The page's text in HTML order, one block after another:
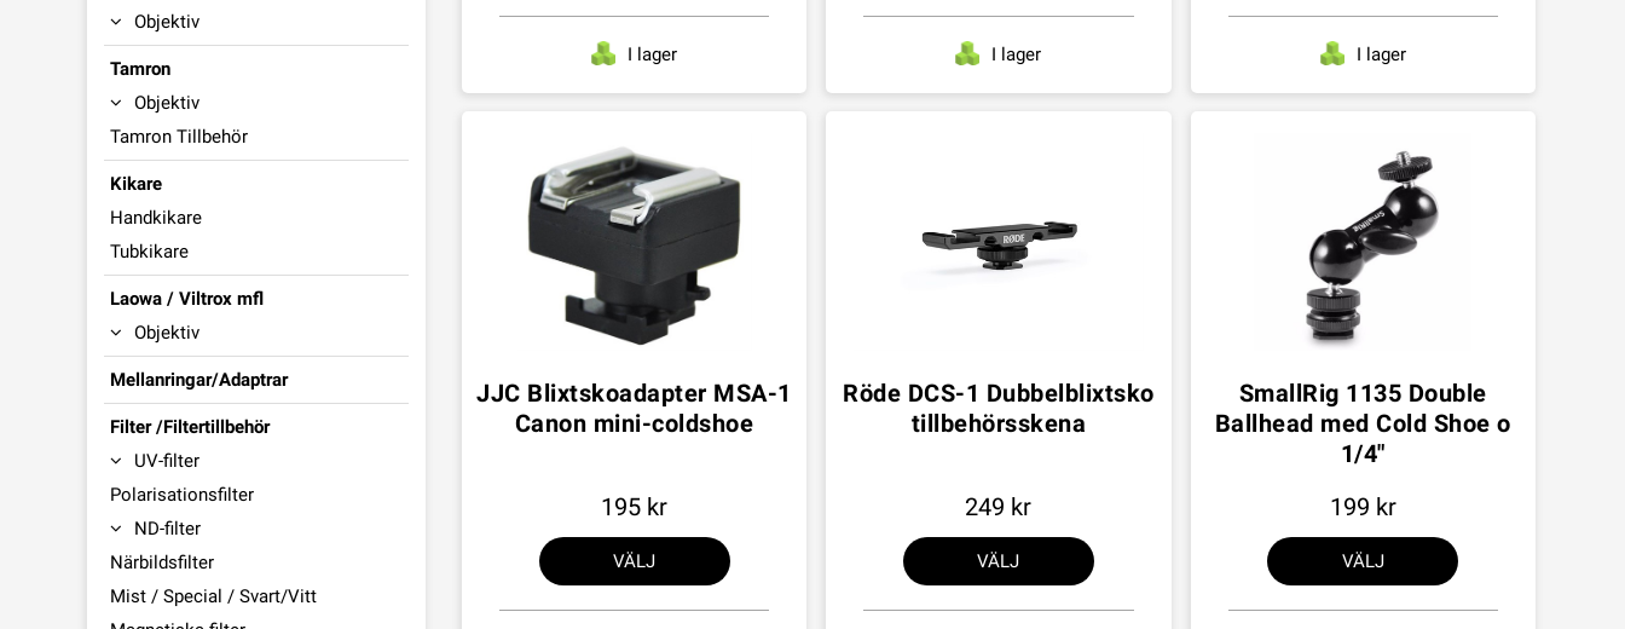
Objektiv
Tamron
Objektiv
Tamron Tillbehör
Kikare
Handkikare
Tubkikare
Laowa / Viltrox mfl
Objektiv
Mellanringar/Adaptrar
Filter /Filtertillbehör
UV-filter
Polarisationsfilter
ND-filter
Närbildsfilter
Mist / Special / Svart/Vitt
I lager I lager I lager
JJC Blixtskoadapter MSA-1
Canon mini-coldshoe
195
VÄLJ
Röde DCS-1 Dubbelblixtsko
tillbehörsskena
249
VÄLJ
SmallRig 1135 Double
Ballhead med Cold Shoe o
1/4"
199
VÄLJ